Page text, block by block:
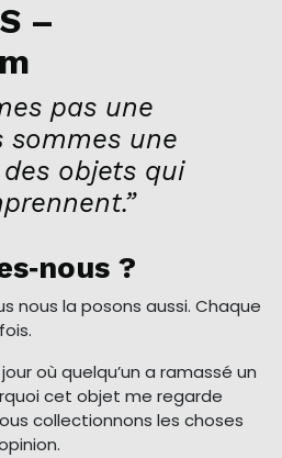
–
pas une
sommes une
objets qui
?
nous la posons aussi. Chaque
où quelqu’un a ramassé un
cet objet me regarde
collectionnons les choses